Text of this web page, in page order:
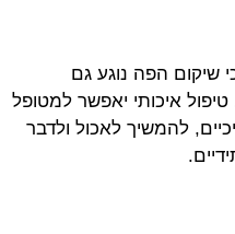
שיקום הפה נוגע גם
איכותי יאפשר למטופל
להמשיך לאכול ולדבר